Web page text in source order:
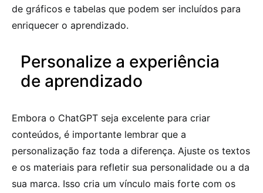
de gráficos e tabelas que podem ser incluídos para
enriquecer o aprendizado.
Personalize a experiência
de aprendizado
Embora o ChatGPT seja excelente para criar
conteúdos, é importante lembrar que a
personalização faz toda a diferença. Ajuste os textos
e os materiais para refletir sua personalidade ou a da
sua marca. Isso cria um vínculo mais forte com os